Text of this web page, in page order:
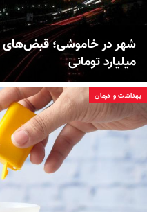
شهر در خاموشی؛ قبض‌های
میلیارد تومانی
بهداشت و درمان